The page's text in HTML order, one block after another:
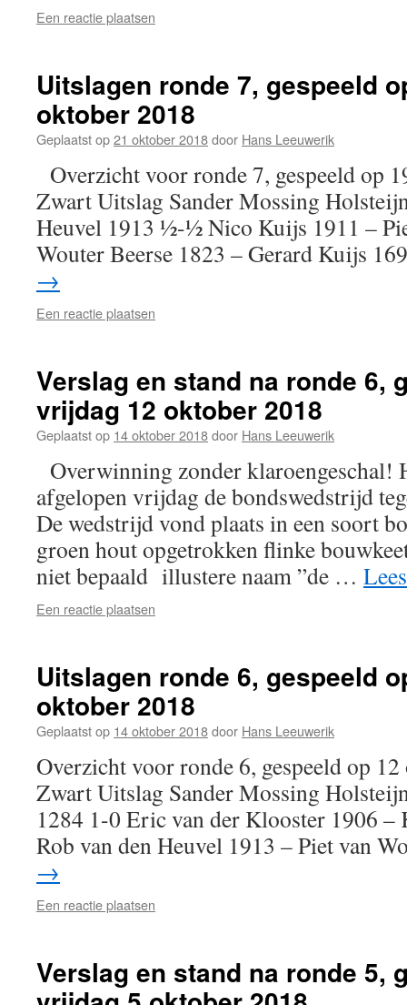
Een reactie plaatsen
Uitslagen ronde 7, gespeeld
oktober 2018
Geplaatst op21 oktober 2018door Hans Leeuwerik
Overzicht voor ronde 7, gespeeld op
Zwart Uitslag Sander Mossing
Heuvel 1913 ½-½ Nico Kuijs 1911 –
Wouter Beerse 1823 – Gerard Kuijs
→
Een reactie plaatsen
Verslag en stand na ronde 6,
vrijdag 12 oktober 2018
Geplaatst op 14 oktober 2018door Hans Leeuwerik
Overwinning zonder klaroengeschal!
afgelopen vrijdag de bondswedstrijd
De wedstrijd vond plaats in een soort
groen hout opgetrokken flinke
niet bepaald illustere naam ”de …
Een reactie plaatsen
Uitslagen ronde 6, gespeeld
oktober 2018
Geplaatst op 14 oktober 2018door Hans Leeuwerik
Overzicht voor ronde 6, gespeeld op
Zwart Uitslag Sander Mossing
1284 1-0 Eric van der Klooster 1906 –
Rob van den Heuvel 1913 – Piet van
→
Een reactie plaatsen
Verslag en stand na ronde 5,